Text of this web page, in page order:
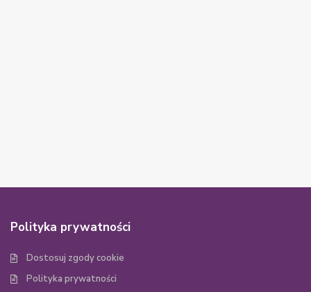
Polityka prywatności
Dostosuj zgody cookie
Polityka prywatności